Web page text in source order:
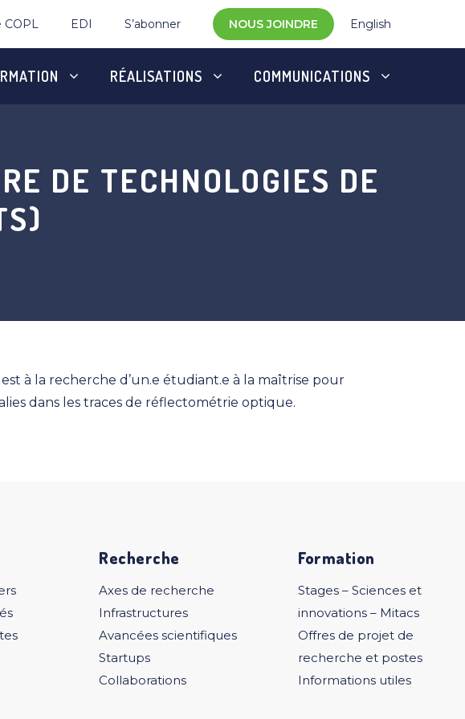
COPL EDI S’abonner NOUS JOINDRE English
RÉALISATIONS COMMUNICATIONS
DE TECHNOLOGIES DE
à la recherche d’un.e étudiant.e à la maîtrise pour
dans les traces de réflectométrie optique.
Recherche
Axes de recherche
Infrastructures
Avancées scientifiques
Startups
Collaborations
Formation
Stages – Sciences et
innovations – Mitacs
Offres de projet de
recherche et postes
Informations utiles